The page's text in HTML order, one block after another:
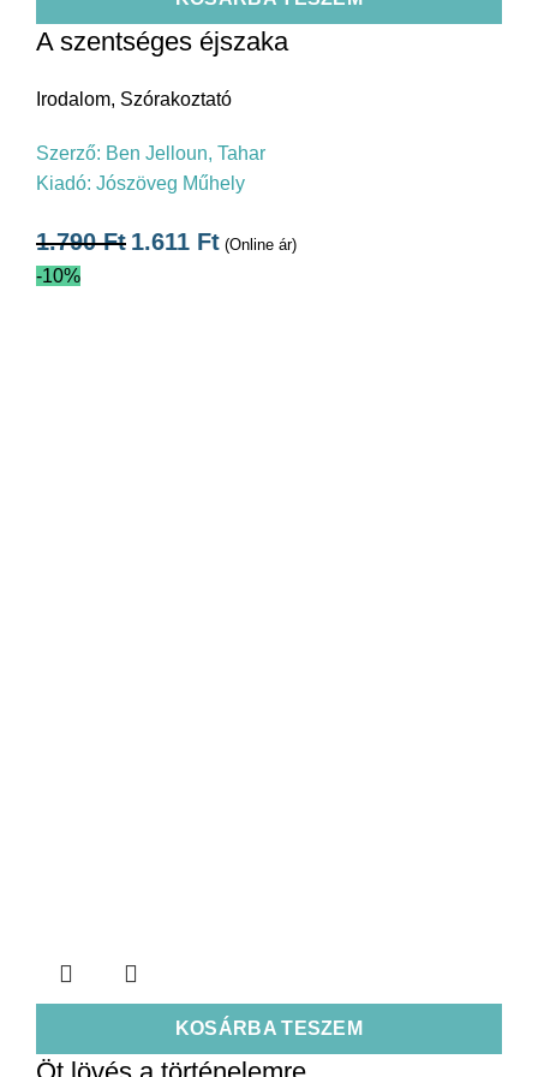
A szentséges éjszaka
Irodalom, Szórakoztató
Szerző: Ben Jelloun, Tahar
Kiadó: Jószöveg Műhely
1.790Ft 1.611 Ft (Online ár)
-10%
KOSÁRBA TESZEM